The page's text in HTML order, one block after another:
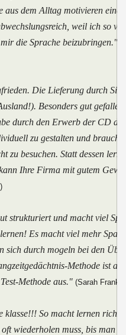
aus dem Alltag motivieren eine
weil ich so
die Sprache beizubringen."
Die Lieferung durch Sie
Besonders gut
durch den Erwerb der CD die
zu gestalten und
zu besuchen. Statt dessen
Ihre Firma mit gutem
strukturiert und macht viel
Es macht viel mehr Spaß
sich durch mogeln bei den
Methode ist
Methode aus."(Sarah Franke)
klasse!!! So macht lernen
wiederholen muss, bis man